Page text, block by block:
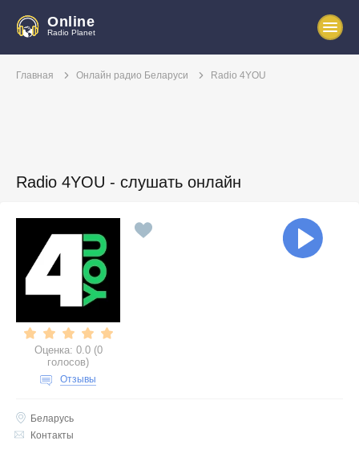
Online
Radio Planet
Главная Онлайн радио Беларуси Radio 4YOU
Radio 4YOU - слушать онлайн
Оценка: 0.0 (0
голосов)
Отзывы
Беларусь
Контакты